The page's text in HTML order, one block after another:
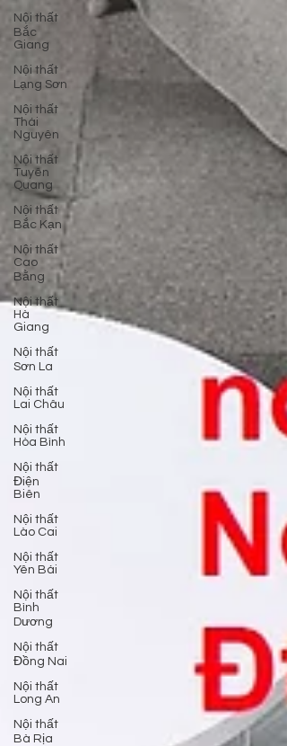
Nội thất
Bắc
Giang
Nội thất
Lạng Sơn
Nội thất
Thái
Nguyên
Nội thất
Tuyên
Quang
Nội thất
Bắc Kạn
Nội thất
Cao
Bằng
Nội thất
Hà
Giang
Nội thất
Sơn La
Nội thất
Lai Châu
Nội thất
Hòa Bình
Nội thất
Điện
Biên
Nội thất
Lào Cai
Nội thất
Yên Bái
Nội thất
Bình
Dương
Nội thất
Đồng Nai
Nội thất
Long An
Nội thất
Bà Rịa